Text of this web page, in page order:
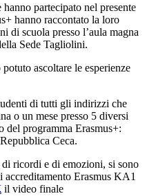
hanno partecipato nel presente
hanno raccontato la loro
di scuola presso l’aula magna
Sede Tagliolini.
ascoltare le esperienze
di tutti gli indirizzi che
o un mese presso 5 diversi
del programma Erasmus+:
Ceca.
ricordi e di emozioni, si sono
Erasmus KA1
il video finale